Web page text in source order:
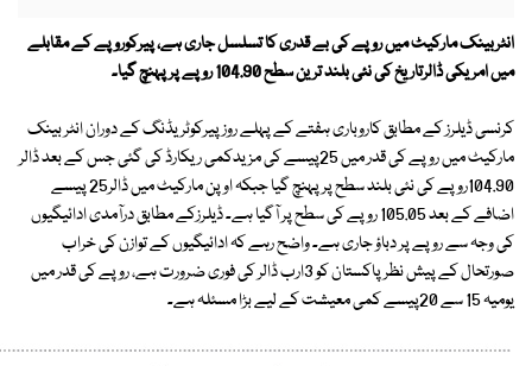
انٹربینک مارکیٹ میں روپے کی بے قدری کا تسلسل جاری ہے، پیرکوروپے کے مقابلے
میں امریکی ڈالرتاریخ کی نئی بلند ترین سطح 104.90 روپے پر پہنچ گیا۔
کرنسی ڈیلرز کے مطابق کاروباری ہفتے کے پہلے روز پیرکوٹریڈنگ کے دوران انٹر بینک
مارکیٹ میں روپے کی قدر میں 25پیسے کی مزیدکمی ریکارڈ کی گئی جس کے بعد ڈالر
104.90روپے کی نئی بلند سطح پر پہنچ گیا جبکہ اوپن مارکیٹ میں ڈالر25 پیسے
اضافے کے بعد 105.05 روپے کی سطح پر آگیا ہے۔ ڈیلرزکے مطابق درآمدی ادائیگیوں
کی وجہ سے روپے پر دباؤ جاری ہے۔ واضح رہے کہ ادائیگیوں کے توازن کی خراب
صورتحال کے پیش نظر پاکستان کو 3ارب ڈالر کی فوری ضرورت ہے، روپے کی قدر میں
یومیہ 15 سے 20پیسے کمی معیشت کے لیے بڑا مسئلہ ہے۔